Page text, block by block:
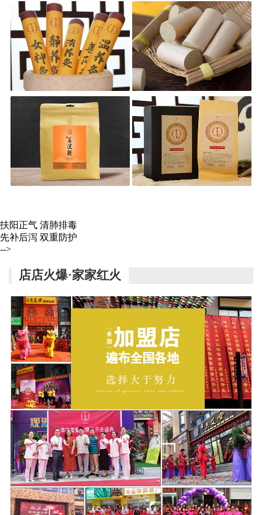
扶阳正气 清肺排毒
先补后泻 双重防护
-->
店店火爆·家家红火